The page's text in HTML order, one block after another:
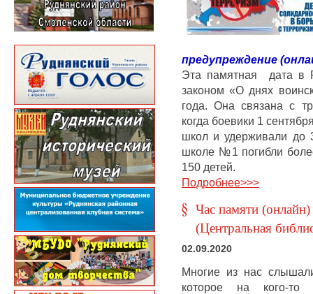
предупреждение
Эта памятная дата в
законом «О днях
года. Она связана с
когда боевики 1
школ и удерживали до
школе №1 погибли
150 детей.
Подробнее>>>
Час памяти
(Центральная
02.09.2020
Многие из нас
которое на кого-то